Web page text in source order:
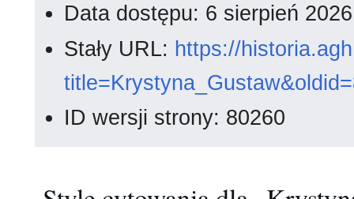
Data dostępu: 6 sierpień
Stały URL: https://
ID wersji strony: 80260